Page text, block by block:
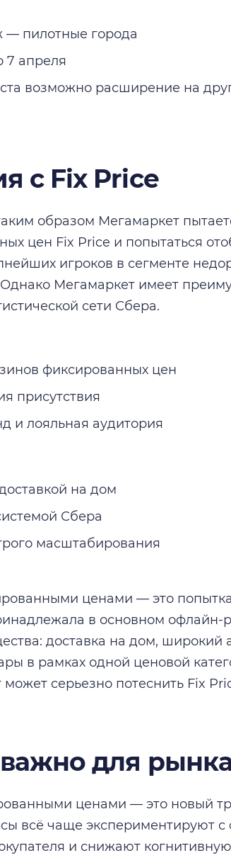
— пилотные города
7 апреля
возможно расширение на
с Fix Price
образом Мегамаркет
цен Fix Price и попытаться
игроков в сегменте
Мегамаркет имеет
сети Сбера.
фиксированных цен
присутствия
и лояльная аудитория
на дом
Сбера
масштабирования
ценами — это
в основном офлайн-
доставка на дом, широкий
в рамках одной ценовой
серьезно потеснить Fix
для
ценами — это новый
всё чаще экспериментируют с
и снижают